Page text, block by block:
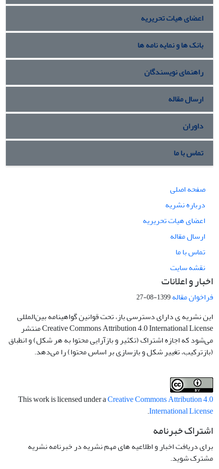
اعضای هیات تحریریه
بانک ها و نمایه نامه ها
راهنمای نویسندگان
ارسال مقاله
داوران
تماس با ما
صفحه اصلی
درباره نشریه
اعضای هیات تحریریه
ارسال مقاله
تماس با ما
نقشه سایت
اخبار و اعلانات
فراخوان مقاله1399-08-27
این نشریه ی دارای دسترسی باز، تحت قوانین گواهینامه بین‌المللی
Creative Commons Attribution 4.0 International License منتشر
می‌شود که اجازه اشتراک (تکثیر و بازآرایی محتوا به هر شکل) و انطباق
(بازترکیب، تغییر شکل و بازسازی بر اساس محتوا) را می‌دهد.
This work is licensed under aCreative Commons Attribution 4.0
International License
.
اشتراک خبرنامه
برای دریافت اخبار و اطلاعیه های مهم نشریه در خبرنامه نشریه
مشترک شوید.